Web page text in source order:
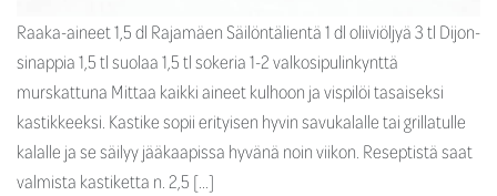
Raaka-aineet 1,5 dl Rajamäen Säilöntälientä 1 dl oliiviöljyä 3 tl Dijon-
sinappia 1,5 tl suolaa 1,5 tl sokeria 1-2 valkosipulinkynttä
murskattuna Mittaa kaikki aineet kulhoon ja vispilöi tasaiseksi
kastikkeeksi. Kastike sopii erityisen hyvin savukalalle tai grillatulle
kalalle ja se säilyy jääkaapissa hyvänä noin viikon. Reseptistä saat
valmista kastiketta n. 2,5 […]